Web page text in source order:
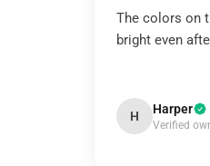
The colors on
bright even
H Harper
Verified